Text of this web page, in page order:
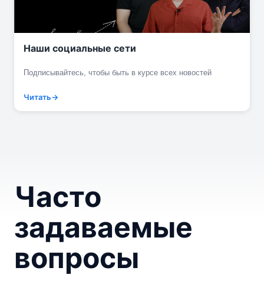
Наши социальные сети
Подписывайтесь, чтобы быть в курсе всех новостей
Читать
Часто
задаваемые
вопросы